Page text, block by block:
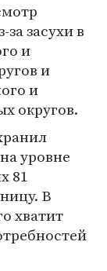
засухи в
и
и
и
округов.
уровне
81
В
хватит